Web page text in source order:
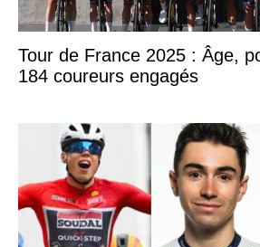
Tour de France 2025 : Âge,
184 coureurs engagés